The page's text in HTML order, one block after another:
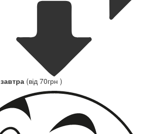
завтра (від 70грн )